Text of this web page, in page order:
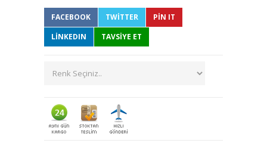
FACEBOOK TWITTER
PIN IT
LINKEDIN
TAVSİYE ET